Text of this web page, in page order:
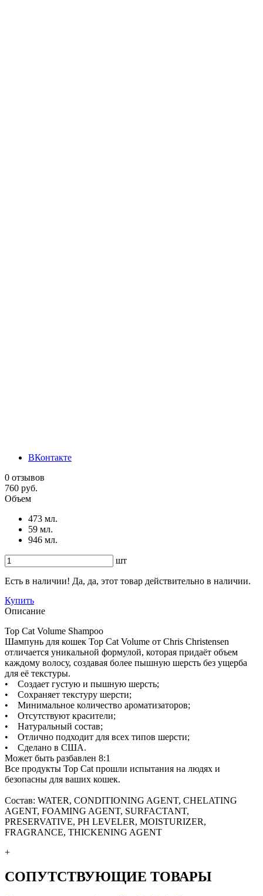
ВКонтакте
0 отзывов
760 руб.
Объем
473 мл.
59 мл.
946 мл.
шт
Есть в наличии! Да, да, этот товар действительно в наличии.
Купить
Описание
Top Cat Volume Shampoo
Шампунь для кошек Top Cat Volume от Chris Christensen
отличается уникальной формулой, которая придаёт объем
каждому волосу, создавая более пышную шерсть без ущерба
для её текстуры.
• Создает густую и пышную шерсть;
• Сохраняет текстуру шерсти;
• Минимальное количество ароматизаторов;
• Отсутствуют красители;
• Натуральный состав;
• Отлично подходит для всех типов шерсти;
• Сделано в США.
Может быть разбавлен 8:1
Все продукты Top Cat прошли испытания на людях и
безопасны для ваших кошек.
Состав: WATER, CONDITIONING AGENT, CHELATING
AGENT, FOAMING AGENT, SURFACTANT,
PRESERVATIVE, PH LEVELER, MOISTURIZER,
FRAGRANCE, THICKENING AGENT
+
СОПУТСТВУЮЩИЕ ТОВАРЫ